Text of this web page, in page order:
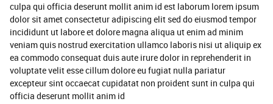
culpa qui officia deserunt mollit anim id est laborum lorem ipsum
dolor sit amet consectetur adipiscing elit sed do eiusmod tempor
incididunt ut labore et dolore magna aliqua ut enim ad minim
veniam quis nostrud exercitation ullamco laboris nisi ut aliquip ex
ea commodo consequat duis aute irure dolor in reprehenderit in
voluptate velit esse cillum dolore eu fugiat nulla pariatur
excepteur sint occaecat cupidatat non proident sunt in culpa qui
officia deserunt mollit anim id